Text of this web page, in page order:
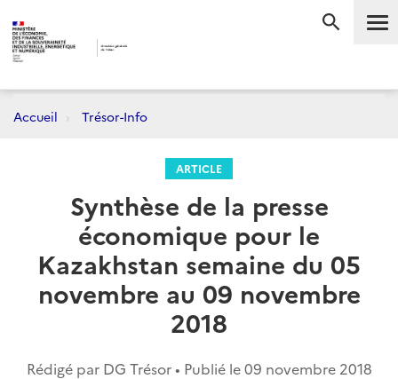
Accueil Trésor-Info
ARTICLE
Synthèse de la presse
économique pour le
Kazakhstan semaine du 05
novembre au 09 novembre
2018
Rédigé par DG Trésor • Publié le09 novembre 2018